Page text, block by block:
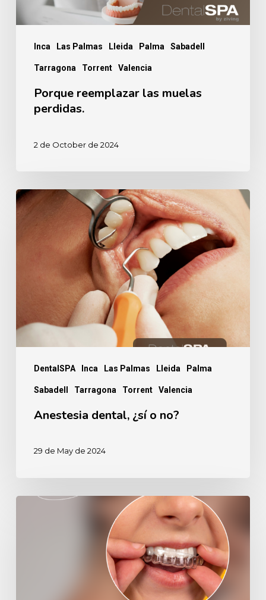
Inca Las Palmas Lleida Palma Sabadell
Tarragona Torrent Valencia
Porque reemplazar las muelas
perdidas.
2 de October de 2024
DentalSPA Inca Las Palmas Lleida Palma
Sabadell Tarragona Torrent Valencia
Anestesia
Anestesia dental, ¿sí o no?
29 de May de 2024